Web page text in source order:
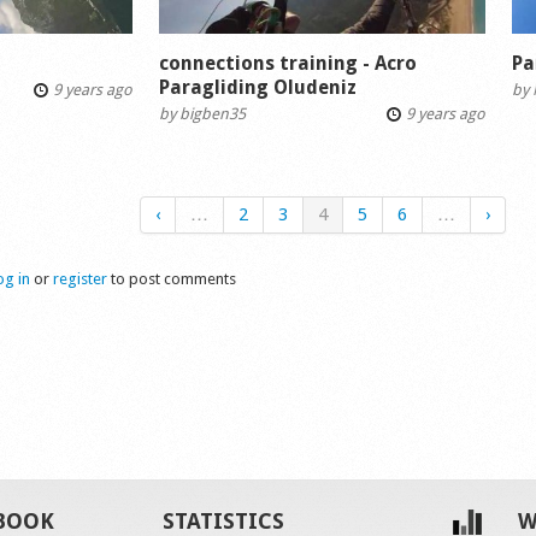
9 years ago
connections training - Acro
Paragliding Oludeniz
bybigben35 9 years ago
by
‹ … 2 3 4 5 6 … ›
in or register to post comments
STATISTICS